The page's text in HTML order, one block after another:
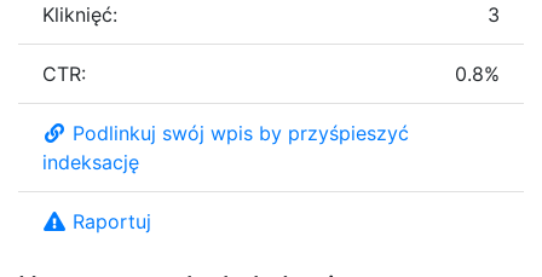
Kliknięć: 3
CTR: 0.8%
Podlinkuj swój wpis by przyśpieszyć
indeksację
Raportuj